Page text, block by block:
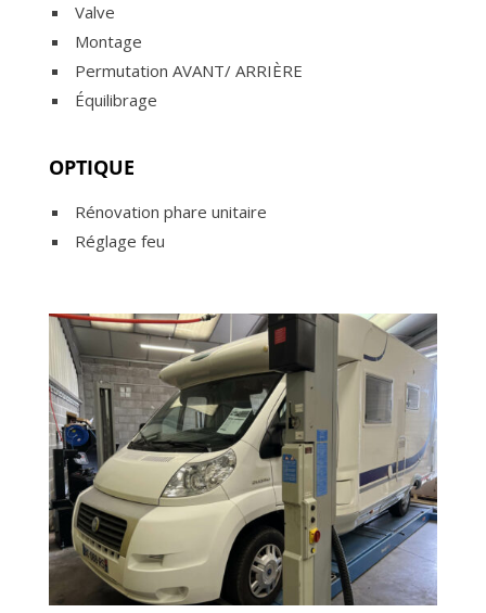
Valve
Montage
Permutation AVANT/ ARRIÈRE
Équilibrage
OPTIQUE
Rénovation phare unitaire
Réglage feu